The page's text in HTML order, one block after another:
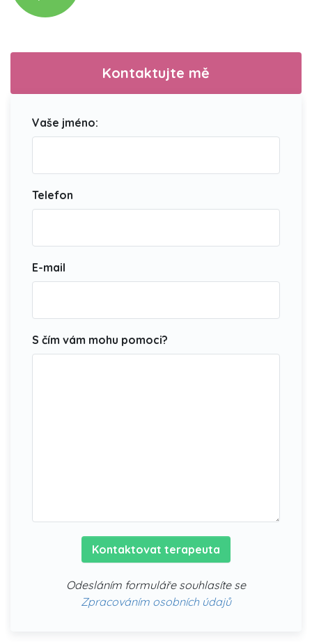
Kontaktujte mě
Vaše jméno:
Telefon
E-mail
S čím vám mohu pomoci?
Kontaktovat terapeuta
Odesláním formuláře souhlasíte se
Zpracováním osobních údajů